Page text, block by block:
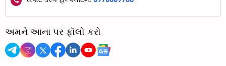
અમને આના પર ફૉલો કરો